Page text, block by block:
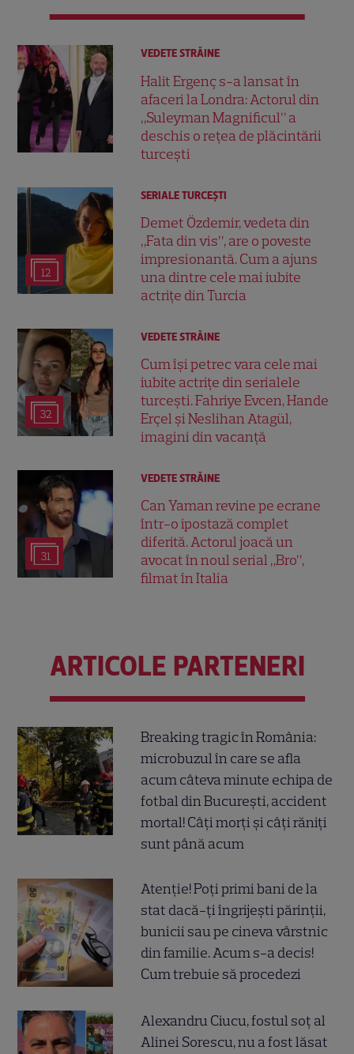
VEDETE STRĂINE
Halit Ergenç s-a lansat în
afaceri la Londra: Actorul din
„Suleyman Magnificul” a
deschis o rețea de plăcintării
turcești
12
SERIALE TURCEŞTI
Demet Özdemir, vedeta din
„Fata din vis”, are o poveste
impresionantă. Cum a ajuns
una dintre cele mai iubite
actrițe din Turcia
32
VEDETE STRĂINE
Cum își petrec vara cele mai
iubite actrițe din serialele
turcești. Fahriye Evcen, Hande
Erçel și Neslihan Atagül,
imagini din vacanță
31
VEDETE STRĂINE
Can Yaman revine pe ecrane
într-o ipostază complet
diferită. Actorul joacă un
avocat în noul serial „Bro”,
filmat în Italia
ARTICOLE PARTENERI
Breaking tragic în România:
microbuzul în care se afla
acum câteva minute echipa de
fotbal din București, accident
mortal! Câți morți și câți răniți
sunt până acum
Atenție! Poți primi bani de la
stat dacă-ți îngrijești părinții,
bunicii sau pe cineva vârstnic
din familie. Acum s-a decis!
Cum trebuie să procedezi
Alexandru Ciucu, fostul soț al
Alinei Sorescu, nu a fost lăsat